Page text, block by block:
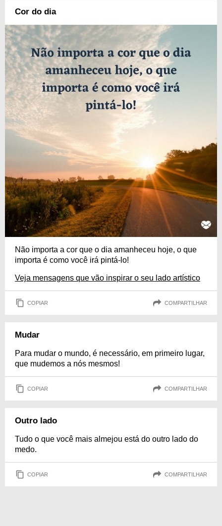
Cor do dia
Não importa a cor que o dia amanheceu hoje, o que
importa é como você irá pintá-lo!
Veja mensagens que vão inspirar o seu lado artístico
COPIAR COMPARTILHAR
Mudar
Para mudar o mundo, é necessário, em primeiro lugar,
que mudemos a nós mesmos!
COPIAR COMPARTILHAR
Outro lado
Tudo o que você mais almejou está do outro lado do
medo.
COPIAR COMPARTILHAR